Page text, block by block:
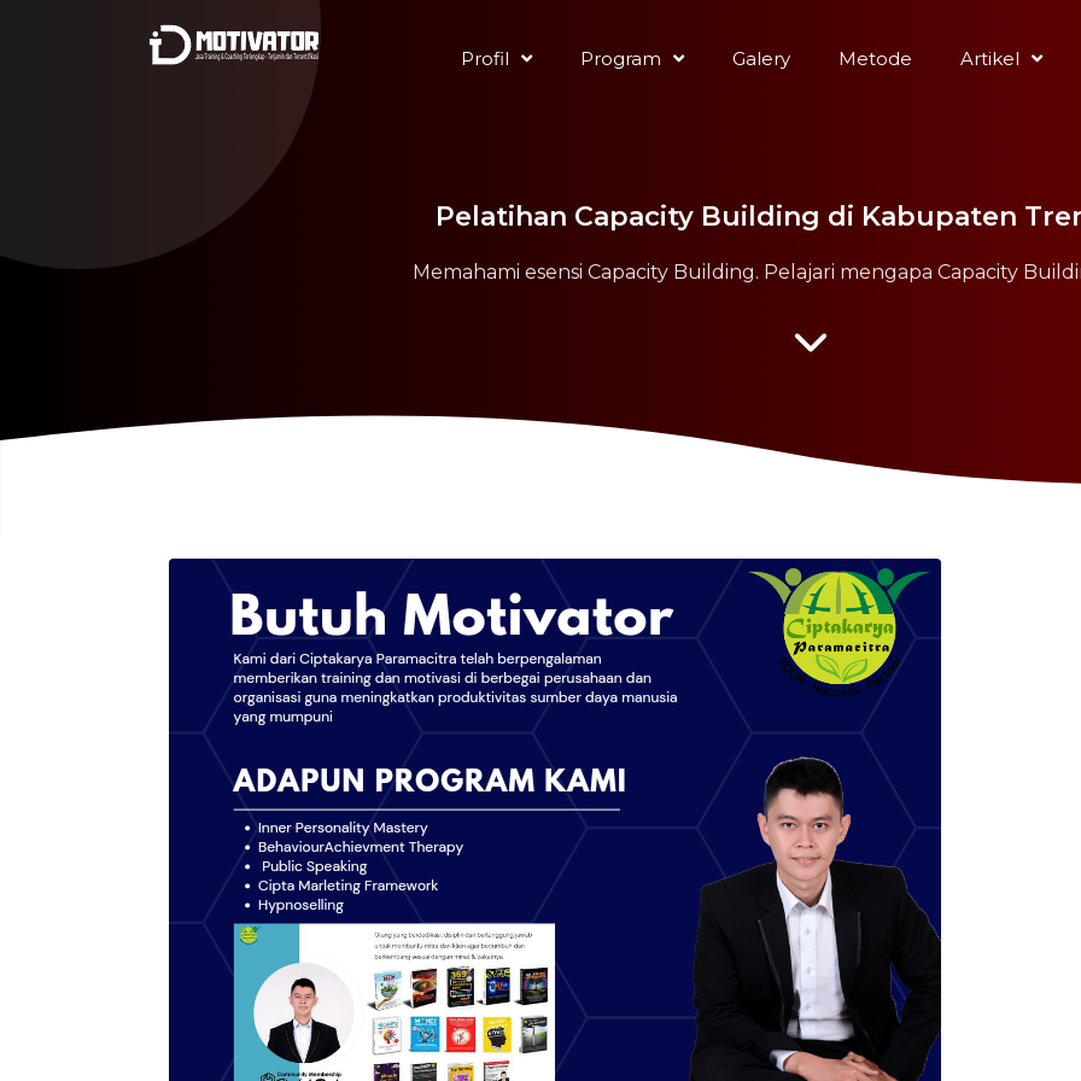
Profil Program Galery Metode Artikel
Pelatihan Capacity Building di Kabupaten
Memahami esensi Capacity Building. Pelajari mengapa Capacity